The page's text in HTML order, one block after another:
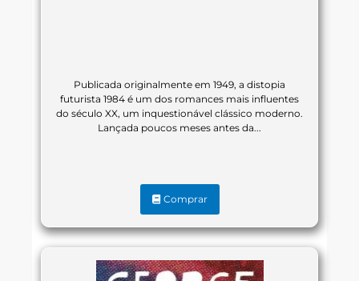
Publicada originalmente em 1949, a distopia
futurista 1984 é um dos romances mais influentes
do século XX, um inquestionável clássico moderno.
Lançada poucos meses antes da...
Comprar